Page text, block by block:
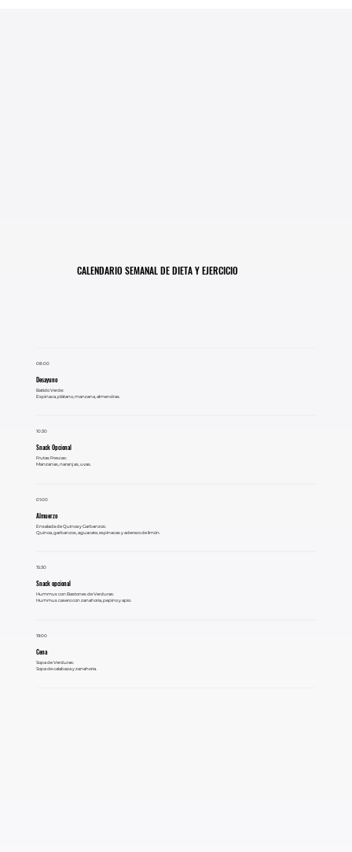
CALENDARIO SEMANAL DE DIETA Y EJERCICIO
08:00
Desayuno
Batido Verde:
Espinaca, plátano, manzana, almendras.
10:30
Snack Opcional
Frutas Frescas:
Manzanas, naranjas, uvas.
01:00
Almuerzo
Ensalada de Quinoa y Garbanzos:
Quinoa, garbanzos, aguacate, espinacas y aderezo de limón.
15:30
Snack opcional
Hummus con Bastones de Verduras:
Hummus casero con zanahoria, pepino y apio.
19:00
Cena
Sopa de Verduras:
Sopa de calabaza y zanahoria.